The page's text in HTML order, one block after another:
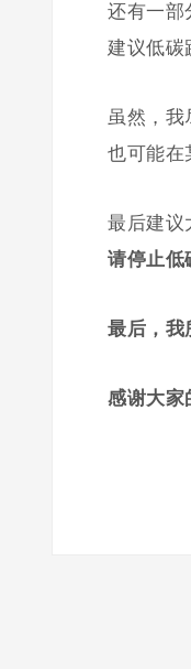
还有一部
建议低碳
虽然，我
也可能在
最后建议
请停止低
最后，我
感谢大